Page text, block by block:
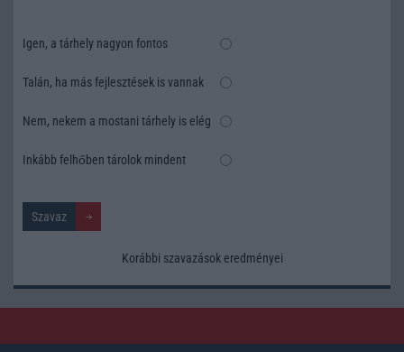
Igen, a tárhely nagyon fontos
Talán, ha más fejlesztések is vannak
Nem, nekem a mostani tárhely is elég
Inkább felhőben tárolok mindent
Korábbi szavazások eredményei